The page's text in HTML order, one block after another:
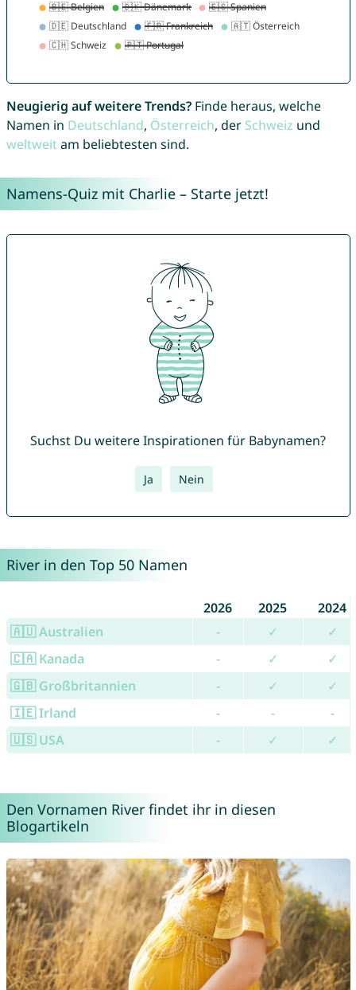
Neugierig auf weitere Trends?Finde heraus, welche
Namen in Deutschland, Österreich, der Schweiz und
weltweitam beliebtesten sind.
Namens-Quiz mit Charlie – Starte jetzt!
Suchst Du weitere Inspirationen für Babynamen?
Ja Nein
River in den Top 50 Namen
2026 2025
2024
🇦🇺 Australien
- ✓
✓
🇨🇦 Kanada
- ✓
✓
🇬🇧 Großbritannien
- ✓
✓
🇮🇪 Irland
- -
-
🇺🇸 USA
- ✓ ✓
Den Vornamen River findet ihr in diesen
Blogartikeln